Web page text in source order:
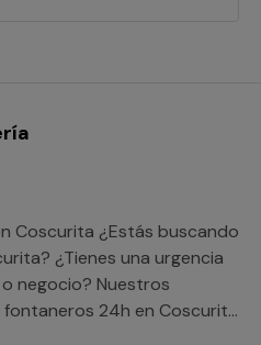
buscando
¿Tienes una urgencia
negocio? Nuestros
24h en Coscurita